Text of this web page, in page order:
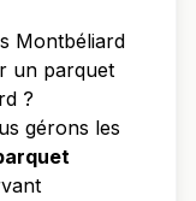
Montbéliard
un parquet
?
gérons les